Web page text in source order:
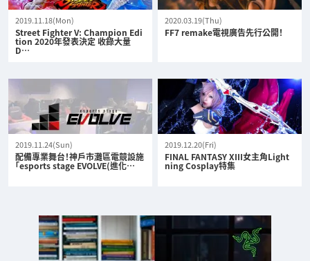
2019.11.18(Mon)
Street Fighter V: Champion Edi
tion 2020年發表決定 收錄大量
D…
2020.03.19(Thu)
FF7 remake電視廣告先行公開！
2019.11.24(Sun)
配備專業舞台！神戶市灘區電競設施
「esports stage EVOLVE(進化…
2019.12.20(Fri)
FINAL FANTASY XIII女主角Light
ning Cosplay特集